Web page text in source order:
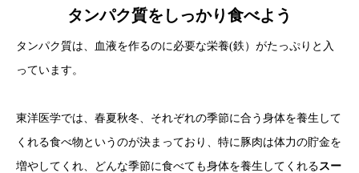
タンパク質をしっかり食べよう
タンパク質は、血液を作るのに必要な栄養(鉄）がたっぷりと入
っています。
東洋医学では、春夏秋冬、それぞれの季節に合う身体を養生して
くれる食べ物というのが決まっており、特に豚肉は体力の貯金を
増やしてくれ、どんな季節に食べても身体を養生してくれるスー